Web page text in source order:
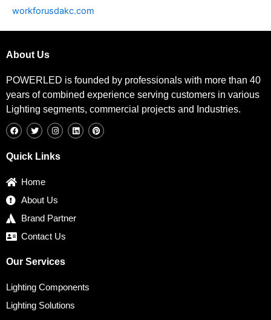
workforusdakc.com
About Us
POWERLED is founded by professionals with more than 40
years of combined experience serving customers in various
Lighting segments, commercial projects and Industries.
a
c
o
w
i
t
e
n
s
g
i
n
i
n
Quick Links
Home
About Us
Brand Partner
Contact Us
Our Services
Lighting Components
Lighting Solutions